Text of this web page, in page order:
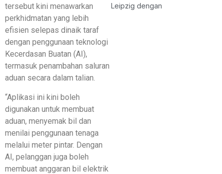
tersebut kini menawarkan
perkhidmatan yang lebih
efisien selepas dinaik taraf
dengan penggunaan teknologi
Kecerdasan Buatan (AI),
termasuk penambahan saluran
aduan secara dalam talian.
“Aplikasi ini kini boleh
digunakan untuk membuat
aduan, menyemak bil dan
menilai penggunaan tenaga
melalui meter pintar. Dengan
AI, pelanggan juga boleh
membuat anggaran bil elektrik
Leipzig dengan